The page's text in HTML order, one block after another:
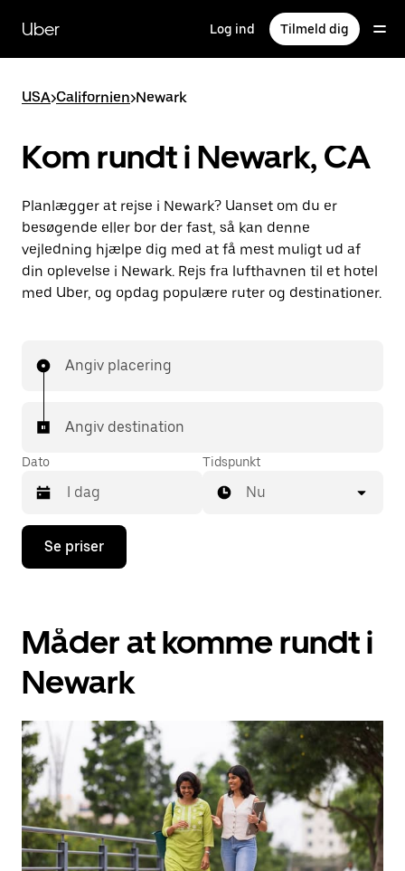
hovedindhold
Uber Log ind Tilmeld dig
USA>Californien>Newark
Kom rundt i Newark, CA
Planlægger at rejse i Newark? Uanset om du er
besøgende eller bor der fast, så kan denne
vejledning hjælpe dig med at få mest muligt ud af
din oplevelse i Newark. Rejs fra lufthavnen til et hotel
med Uber, og opdag populære ruter og destinationer.
Angiv placering
Angiv destination
Dato
Tryk
pil
interagere
med
og
dato.
Tryk
på
knappen
Esc
for
at
lukke
kalenderen.
Tidspunkt
Nu
Se priser
Måder at komme rundt i
Newark